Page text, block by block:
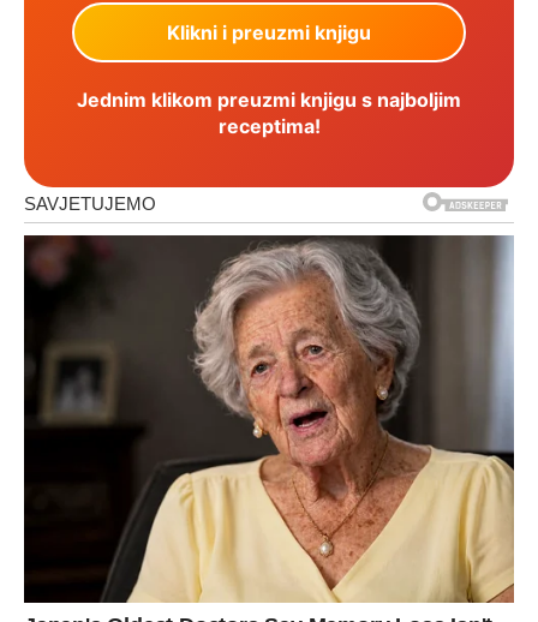
Jednim klikom preuzmi knjigu s najboljim
receptima!